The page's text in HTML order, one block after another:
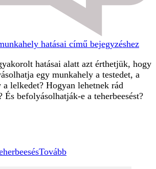
hatásai című bejegyzéshez
hatásai alatt azt érthetjük, hogy
egy munkahely a testedet, a
a lelkedet? Hogyan lehetnek rád
És befolyásolhatják-e a teherbeesést?
Tovább